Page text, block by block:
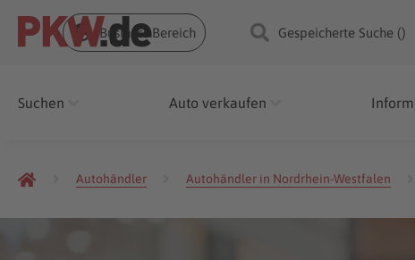
Business Bereich Gespeicherte Suche ()
Suchen Auto verkaufen
Autohändler Autohändler in Nordrhein-Westfalen